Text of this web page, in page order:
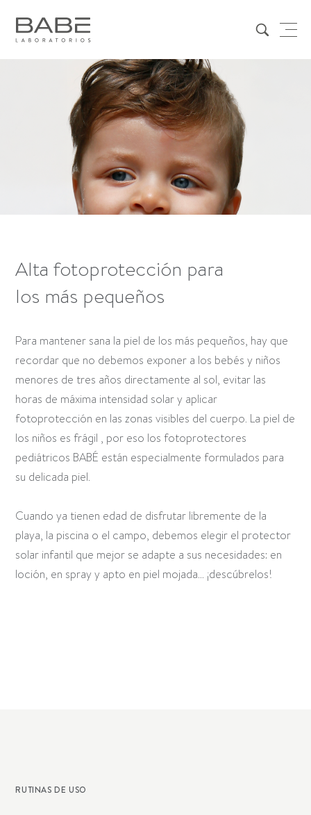
Alta fotoprotección para
los más pequeños
Para mantener sana la piel de los más pequeños, hay que
recordar que no debemos exponer a los bebés y niños
menores de tres años directamente al sol, evitar las
horas de máxima intensidad solar y aplicar
fotoprotección en las zonas visibles del cuerpo. La piel de
los niños es frágil , por eso los fotoprotectores
pediátricos BABÉ están especialmente formulados para
su delicada piel.
Cuando ya tienen edad de disfrutar libremente de la
playa, la piscina o el campo, debemos elegir el protector
solar infantil que mejor se adapte a sus necesidades: en
loción, en spray y apto en piel mojada... ¡descúbrelos!
RUTINAS DE USO